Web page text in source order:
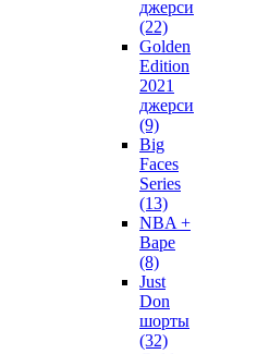
джерси
(22)
Golden
Edition
2021
джерси
(9)
Big
Faces
Series
(13)
NBA +
Bape
(8)
Just
Don
шорты
(32)